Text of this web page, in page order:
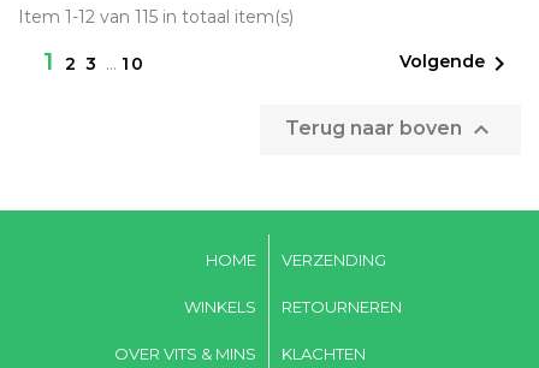
Item 1-12 van 115 in totaal item(s)
1 2 3 … 10 Volgende 
Terug naar boven 
HOME
WINKELS
OVER VITS & MINS
VERZENDING
RETOURNEREN
KLACHTEN